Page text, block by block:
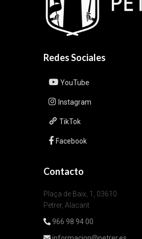
Redes Sociales
YouTube
Instagram
TikTok
Facebook
Contacto
Plaça de Baix, 1, 03610
Petrer, Alacant
966 98 94 00